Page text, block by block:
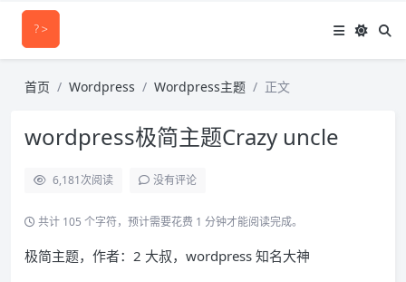
首页 Wordpress Wordpress主题 正文
wordpress极简主题Crazy uncle
6,181次阅读 没有评论
共计 105 个字符，预计需要花费 1 分钟才能阅读完成。
极简主题，作者：2 大叔，wordpress 知名大神